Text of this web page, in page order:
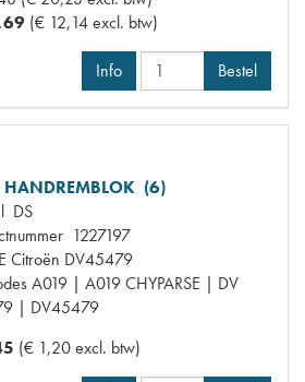
(€ 12,14 excl. btw)
Info Bestel
HANDREMBLOK (6)
DS
1227197
Citroën DV45479
A019 | A019 CHYPARSE | DV
| DV45479
(€ 1,20 excl. btw)